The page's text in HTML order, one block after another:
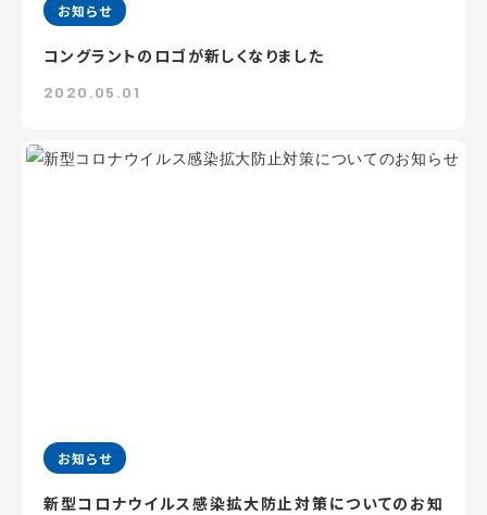
お知らせ
コングラントのロゴが新しくなりました
2020.05.01
お知らせ
新型コロナウイルス感染拡大防止対策についてのお知